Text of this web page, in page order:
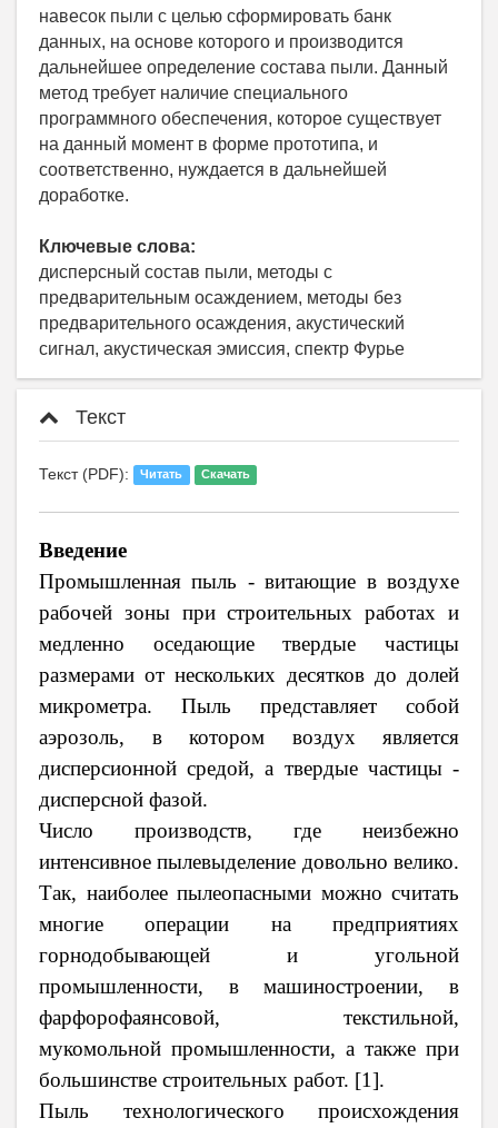
навесок пыли с целью сформировать банк
данных, на основе которого и производится
дальнейшее определение состава пыли. Данный
метод требует наличие специального
программного обеспечения, которое существует
на данный момент в форме прототипа, и
соответственно, нуждается в дальнейшей
доработке.
Ключевые слова:
дисперсный состав пыли, методы с
предварительным осаждением, методы без
предварительного осаждения, акустический
сигнал, акустическая эмиссия, спектр Фурье
Текст
Текст (PDF): Читать Скачать
Введение
Промышленная пыль - витающие в воздухе
рабочей зоны при строительных работах и
медленно оседающие твердые частицы
размерами от нескольких десятков до долей
микрометра. Пыль представляет собой
аэрозоль, в котором воздух является
дисперсионной средой, а твердые частицы -
дисперсной фазой.
Число производств, где неизбежно
интенсивное пылевыделение довольно велико.
Так, наиболее пылеопасными можно считать
многие операции на предприятиях
горнодобывающей и угольной
промышленности, в машиностроении, в
фарфорофаянсовой, текстильной,
мукомольной промышленности, а также при
большинстве строительных работ. [1].
Пыль технологического происхождения